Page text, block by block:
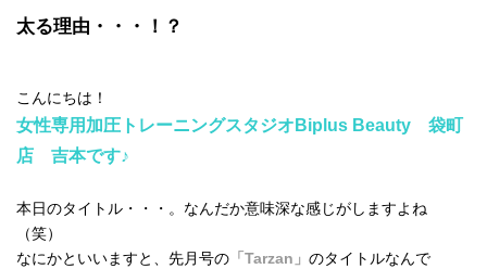
太る理由・・・！？
こんにちは！
女性専用加圧トレーニングスタジオBiplus Beauty 袋町
店 吉本です♪
本日のタイトル・・・。なんだか意味深な感じがしますよね
（笑）
なにかといいますと、先月号の 「Tarzan」 のタイトルなんで